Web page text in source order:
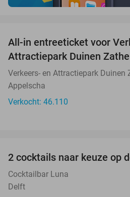
All-in entreeticket voor
Attractiepark Duinen Zathe
Verkeers- en Attractiepark Duinen
Appelscha
Verkocht: 46.110
2 cocktails naar keuze op
Cocktailbar Luna
Delft